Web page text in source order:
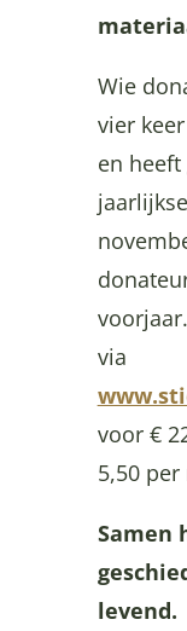
Wie
vier
en
via
voor €
5,50
Samen
levend.